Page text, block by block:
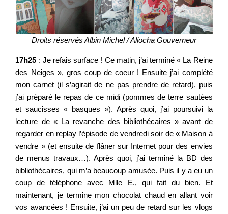
Droits réservés Albin Michel / Aliocha Gouverneur
17h25 : Je refais surface ! Ce matin, j’ai terminé « La Reine
des Neiges », gros coup de coeur ! Ensuite j’ai complété
mon carnet (il s’agirait de ne pas prendre de retard), puis
j’ai préparé le repas de ce midi (pommes de terre sautées
et saucisses « basques »). Après quoi, j’ai poursuivi la
lecture de « La revanche des bibliothécaires » avant de
regarder en replay l’épisode de vendredi soir de « Maison à
vendre » (et ensuite de flâner sur Internet pour des envies
de menus travaux…). Après quoi, j’ai terminé la BD des
bibliothécaires, qui m’a beaucoup amusée. Puis il y a eu un
coup de téléphone avec Mlle E., qui fait du bien. Et
maintenant, je termine mon chocolat chaud en allant voir
vos avancées ! Ensuite, j’ai un peu de retard sur les vlogs